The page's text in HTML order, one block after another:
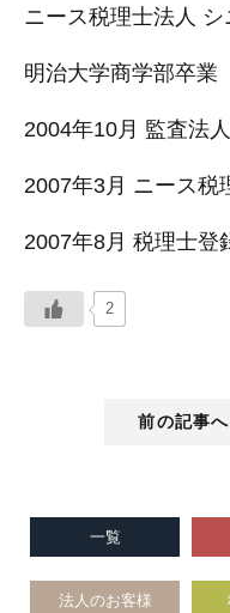
ニース税理士法人
明治大学商学部卒業
2004年10月 監査法
2007年3月 ニース税
2007年8月 税理士登
2
前の記事へ
一覧
法人のお客様